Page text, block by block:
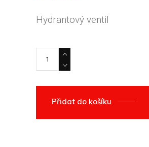
Hydrantový ventil
Hydrantový ventil 25 quantity
Přidat do košíku